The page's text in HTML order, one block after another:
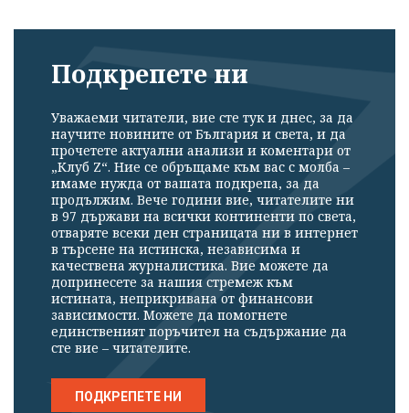
Подкрепете ни
Уважаеми читатели, вие сте тук и днес, за да
научите новините от България и света, и да
прочетете актуални анализи и коментари от
„Клуб Z“. Ние се обръщаме към вас с молба –
имаме нужда от вашата подкрепа, за да
продължим. Вече години вие, читателите ни
в 97 държави на всички континенти по света,
отваряте всеки ден страницата ни в интернет
в търсене на истинска, независима и
качествена журналистика. Вие можете да
допринесете за нашия стремеж към
истината, неприкривана от финансови
зависимости. Можете да помогнете
единственият поръчител на съдържание да
сте вие – читателите.
ПОДКРЕПЕТЕ НИ